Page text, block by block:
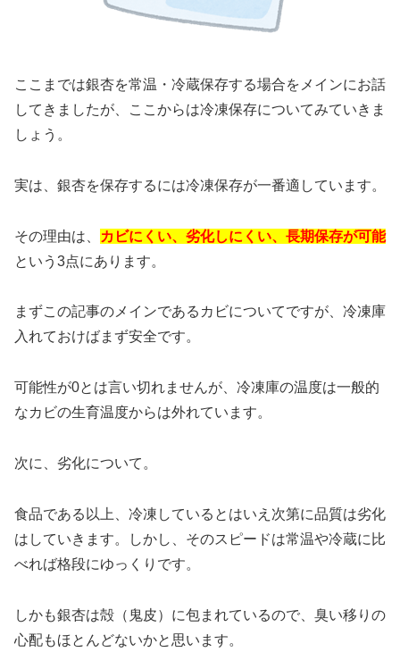
ここまでは銀杏を常温・冷蔵保存する場合をメインにお話
してきましたが、ここからは冷凍保存についてみていきま
しょう。
実は、銀杏を保存するには冷凍保存が一番適しています。
その理由は、
カビにくい、劣化しにくい、長期保存が可能
という3点にあります。
まずこの記事のメインであるカビについてですが、冷凍庫
入れておけばまず安全です。
可能性が0とは言い切れませんが、冷凍庫の温度は一般的
なカビの生育温度からは外れています。
次に、劣化について。
食品である以上、冷凍しているとはいえ次第に品質は劣化
はしていきます。しかし、そのスピードは常温や冷蔵に比
べれば格段にゆっくりです。
しかも銀杏は殻（鬼皮）に包まれているので、臭い移りの
心配もほとんどないかと思います。